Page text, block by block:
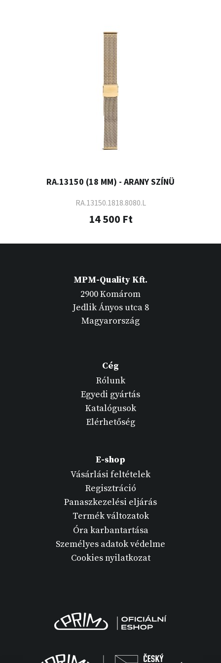
RA.13150 (18 MM) - ARANY SZÍNÜ
RA.13150.1818.8080.L
14 500 Ft
MPM-Quality Kft.
2900 Komárom
Jedlik Ányos utca 8
Magyarország
Cég
Rólunk
Egyedi gyártás
Katalógusok
Elérhetőség
E-shop
Vásárlási feltételek
Regisztráció
Panaszkezelési eljárás
Termék változatok
Óra karbantartása
Személyes adatok védelme
Cookies nyilatkozat